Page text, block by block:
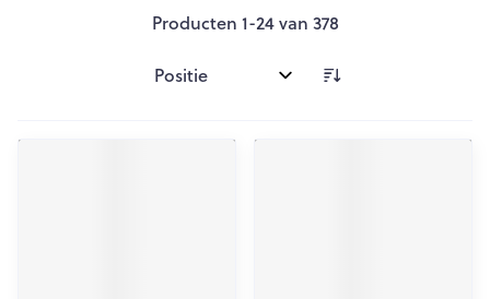
Producten 1-24van 378
Sorteer op: